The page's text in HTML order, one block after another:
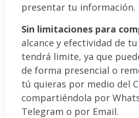
presentar tu información.
Sin limitaciones para
alcance y efectividad de
tendrá limite, ya que
de forma presencial o
tú quieras por medio del
compartiéndola por
Telegram o por Email.